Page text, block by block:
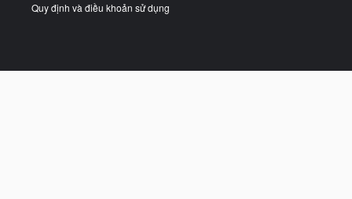
Quy định và điều khoản sử dụng